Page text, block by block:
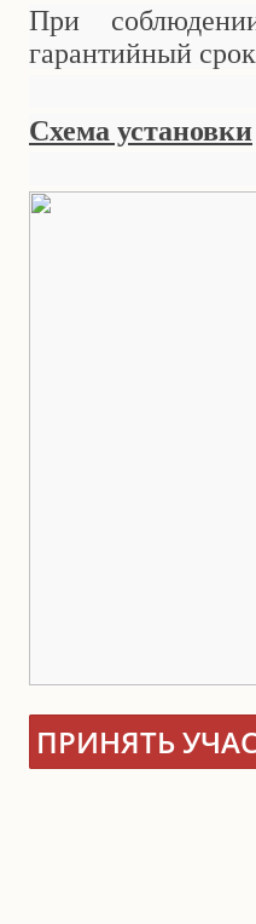
При
гарантийный
Схема установки
ПРИНЯТЬ